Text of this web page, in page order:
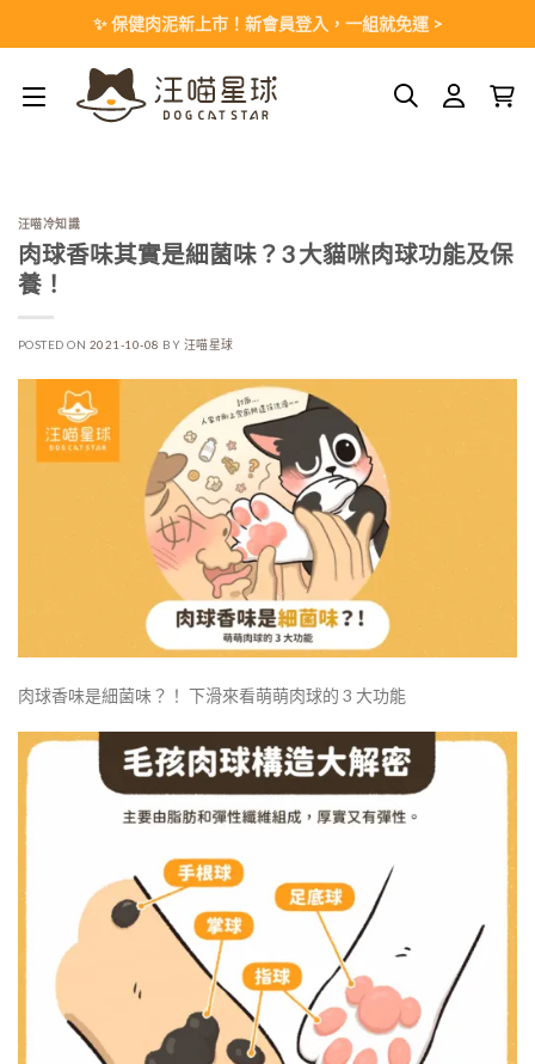
✨ 保健肉泥新上市！新會員登入，一組就免運 >
汪喵冷知識
肉球香味其實是細菌味？3 大貓咪肉球功能及保
養！
POSTED ON 2021-10-08 BY 汪喵星球
肉球香味是細菌味？！ 下滑來看萌萌肉球的 3 大功能